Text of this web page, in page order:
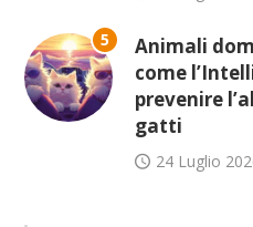
5
Animali
come
prevenire
gatti
24 Luglio